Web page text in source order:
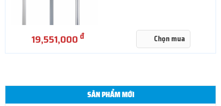
19,551,000đ Chọn mua
SẢN PHẨM MỚI